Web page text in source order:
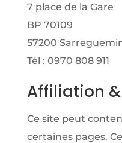
7 place de la Gare
BP 70109
57200
Tél : 0970 808 911
Affiliation
Ce site peut
certaines pages.